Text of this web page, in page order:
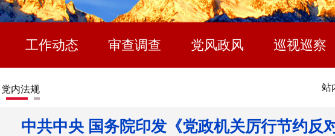
工作动态 审查调查 党风政风 巡视巡察
党内法规 站
中共中央 国务院印发《党政机关厉行节约反